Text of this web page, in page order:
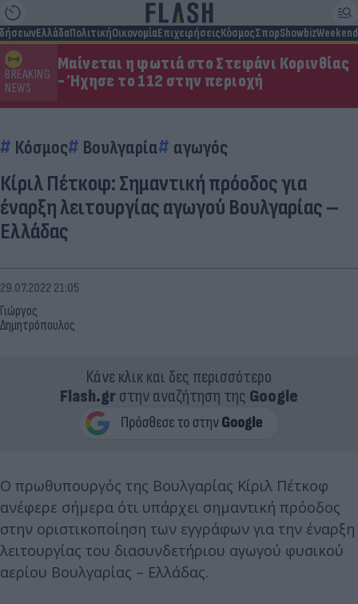
ΕλλάδαΠολιτικήΟικονομίαΕπιχειρήσειςΚόσμοςΣπορShowbizWeekend
BREAKING
NEWS
Μαίνεται η φωτιά στο Στεφάνι Κορινθίας
- Ήχησε το 112 στην περιοχή
Κόσμος Βουλγαρία αγωγός
Κίριλ Πέτκοφ: Σημαντική πρόοδος για
έναρξη λειτουργίας αγωγού Βουλγαρίας –
Ελλάδας
Γιώργος
Δημητρόπουλος
29.07.2022 21:05
Κάνε κλικ και δες περισσότερο
Flash.grστην αναζήτηση της Google
Ο πρωθυπουργός της Βουλγαρίας Κίριλ Πέτκοφ
ανέφερε σήμερα ότι υπάρχει σημαντική πρόοδος
στην οριστικοποίηση των εγγράφων για την έναρξη
λειτουργίας του διασυνδετήριου αγωγού φυσικού
αερίου Βουλγαρίας – Ελλάδας.